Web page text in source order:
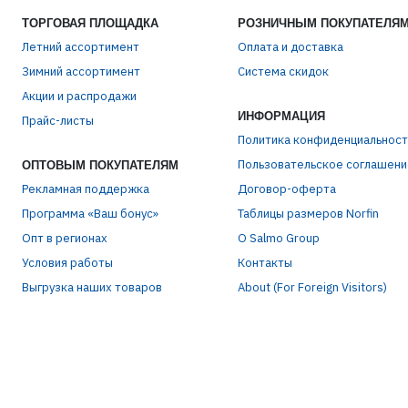
ТОРГОВАЯ ПЛОЩАДКА
Летний ассортимент
Зимний ассортимент
Акции и распродажи
Прайс-листы
ОПТОВЫМ ПОКУПАТЕЛЯМ
Рекламная поддержка
Программа «Ваш бонус»
Опт в регионах
Условия работы
Выгрузка наших товаров
РОЗНИЧНЫМ
Оплата и доставка
Система скидок
ИНФОРМАЦИЯ
Политика
Пользовательское
Договор-оферта
Таблицы размеров Norfin
О Salmo Group
Контакты
About (For Foreign Visitors)